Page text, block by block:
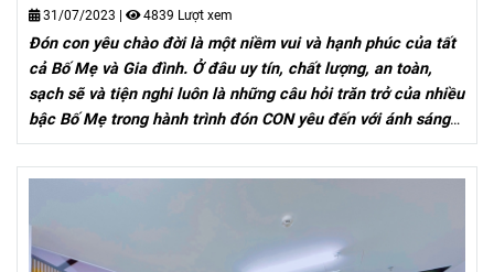
31/07/2023 4839 Lượt xem
Đón con yêu chào đời là một niềm vui và hạnh phúc của tất
cả Bố Mẹ và Gia đình. Ở đâu uy tín, chất lượng, an toàn,
sạch sẽ và tiện nghi luôn là những câu hỏi trăn trở của nhiều
bậc Bố Mẹ trong hành trình đón CON yêu đến với ánh sáng
cuộc đời.